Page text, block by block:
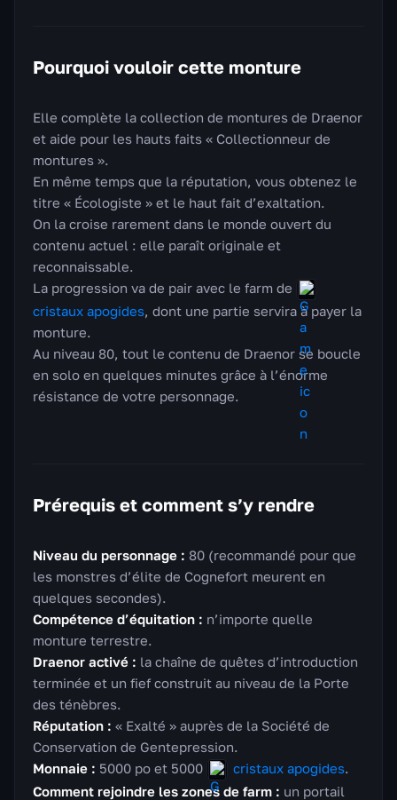
Pourquoi vouloir cette monture
Elle complète la collection de montures de Draenor
et aide pour les hauts faits « Collectionneur de
montures ».
En même temps que la réputation, vous obtenez le
titre « Écologiste » et le haut fait d’exaltation.
On la croise rarement dans le monde ouvert du
contenu actuel : elle paraît originale et
reconnaissable.
La progression va de pair avec le farm de
cristaux apogides, dont une partie servira à payer la
monture.
Au niveau 80, tout le contenu de Draenor se boucle
en solo en quelques minutes grâce à l’énorme
résistance de votre personnage.
Prérequis et comment s’y rendre
Niveau du personnage : 80 (recommandé pour que
les monstres d’élite de Cognefort meurent en
quelques secondes).
Compétence d’équitation : n’importe quelle
monture terrestre.
Draenor activé : la chaîne de quêtes d’introduction
terminée et un fief construit au niveau de la Porte
des ténèbres.
Réputation : « Exalté » auprès de la Société de
Conservation de Gentepression.
Monnaie : 5000 po et 5000 cristaux apogides.
Comment rejoindre les zones de farm : un portail